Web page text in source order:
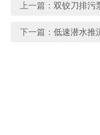
上一篇： 双铰刀排污
下一篇： 低速潜水推